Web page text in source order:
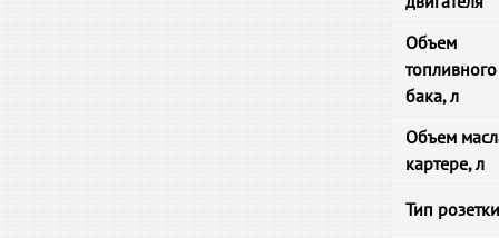
Объем
топливного
бака, л
Объем
картере, л
Тип розетки